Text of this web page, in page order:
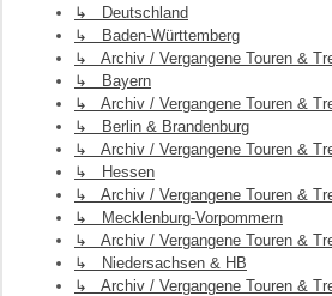
↳ Deutschland
↳ Baden-Württemberg
↳ Archiv / Vergangene Touren &
↳ Bayern
↳ Archiv / Vergangene Touren &
↳ Berlin & Brandenburg
↳ Archiv / Vergangene Touren &
↳ Hessen
↳ Archiv / Vergangene Touren &
↳ Mecklenburg-Vorpommern
↳ Archiv / Vergangene Touren &
↳ Niedersachsen & HB
↳ Archiv / Vergangene Touren &